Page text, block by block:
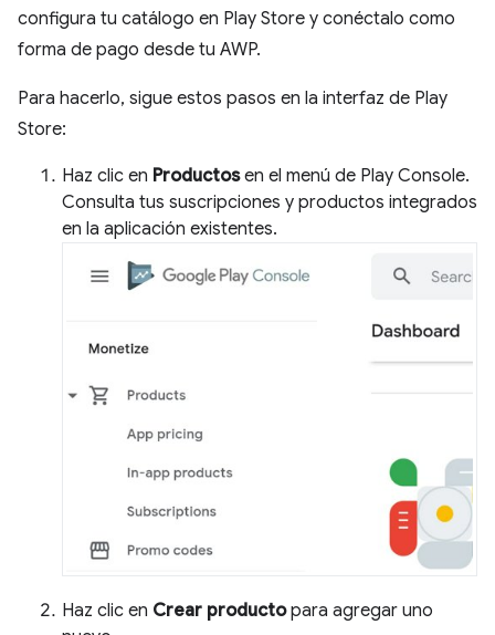
configura tu catálogo en Play Store y conéctalo como
forma de pago desde tu AWP.
Para hacerlo, sigue estos pasos en la interfaz de Play
Store:
Haz clic en Productosen el menú de Play Console.
Consulta tus suscripciones y productos integrados
en la aplicación existentes.
Haz clic en Crear productopara agregar uno